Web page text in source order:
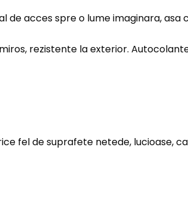
acces spre o lume imaginara, asa
rezistente la exterior.
fel de suprafete netede, lucioase,